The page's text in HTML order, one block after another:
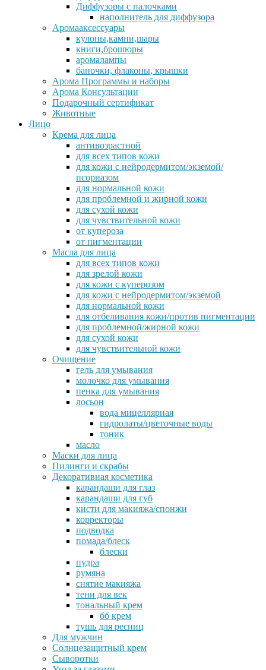
Диффузоры с палочками
наполнитель для диффузора
Аромааксессуары
кулоны,камни,шары
книги,брошюры
аромалампы
баночки, флаконы, крышки
Арома Программы и наборы
Арома Консультации
Подарочный сертификат
Животные
Лицо
Крема для лица
антивозрастной
для всех типов кожи
для кожи с нейродермитом/экземой/
псориазом
для нормальной кожи
для проблемной и жирной кожи
для сухой кожи
для чувствительной кожи
от купероза
от пигментации
Масла для лица
для всех типов кожи
для зрелой кожи
для кожи с куперозом
для кожи с нейродермитом/экземой
для нормальной кожи
для отбеливания кожи/против пигментации
для проблемной/жирной кожи
для сухой кожи
для чувствительной кожи
Очищение
гель для умывания
молочко для умывания
пенка для умывания
лосьон
вода мицеллярная
гидролаты/цветочные воды
тоник
масло
Маски для лица
Пилинги и скрабы
Декоративная косметика
карандаши для глаз
карандаши для губ
кисти для макияжа/спонжи
корректоры
подводка
помада/блеск
блески
пудра
румяна
снятие макияжа
тени для век
тональный крем
бб крем
тушь для ресниц
Для мужчин
Солнцезащитный крем
Сыворотки